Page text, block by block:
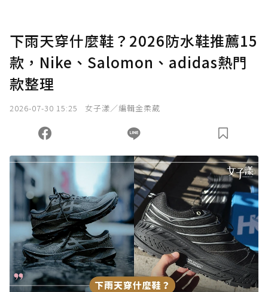
確認送出
您當前剩餘 U 利點數：0點；前往 購買點數
下雨天穿什麼鞋？2026防水鞋推薦15
款，Nike、Salomon、adidas熱門
款整理
2026-07-30 15:25 女子漾／編輯金柔葳